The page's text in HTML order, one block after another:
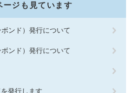
ージも見ています
ンド）発行について
ンド）発行について
発行します